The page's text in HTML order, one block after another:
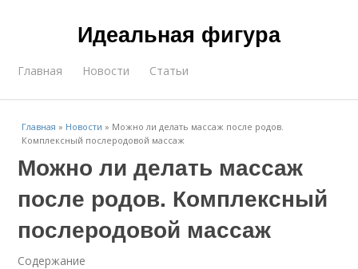
Идеальная фигура
Главная Новости Статьи
Главная » Новости » Можно ли делать массаж после родов.
Комплексный послеродовой массаж
Можно ли делать массаж
после родов. Комплексный
послеродовой массаж
Содержание